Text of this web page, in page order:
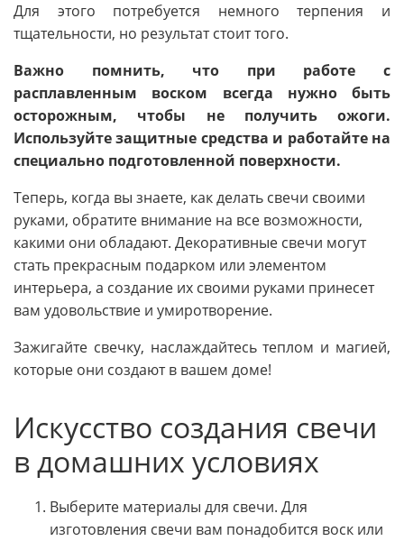
Для этого потребуется немного терпения и
тщательности, но результат стоит того.
Важно помнить, что при работе с
расплавленным воском всегда нужно быть
осторожным, чтобы не получить ожоги.
Используйте защитные средства и работайте на
специально подготовленной поверхности.
Теперь, когда вы знаете, как делать свечи своими
руками, обратите внимание на все возможности,
какими они обладают. Декоративные свечи могут
стать прекрасным подарком или элементом
интерьера, а создание их своими руками принесет
вам удовольствие и умиротворение.
Зажигайте свечку, наслаждайтесь теплом и магией,
которые они создают в вашем доме!
Искусство создания свечи
в домашних условиях
Выберите материалы для свечи. Для
изготовления свечи вам понадобится воск или